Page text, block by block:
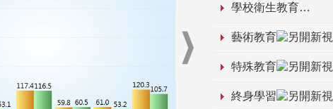
學校衛生教育
藝術教育
特殊教育
終身學習